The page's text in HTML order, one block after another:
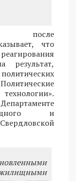
после
что
результат,
и